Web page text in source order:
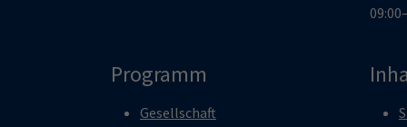
Programm
Gesellschaft